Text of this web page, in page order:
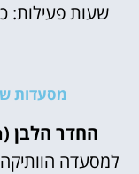
מסעדות
החדר הלבן (The White Room)
למסעדה